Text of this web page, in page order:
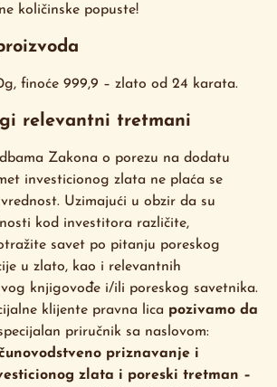
količinske popuste!
finoće 999,9 – zlato od 24 karata.
relevantni tretmani
Zakona o porezu na dodatu
investicionog zlata ne plaća se
Uzimajući u obzir da su
kod investitora različite,
savet po pitanju poreskog
u zlato, kao i relevantnih
knjigovođe i/ili poreskog savetnika.
klijente pravna lica pozivamo da
priručnik sa naslovom:
priznavanje i
zlata i poreski tretman –